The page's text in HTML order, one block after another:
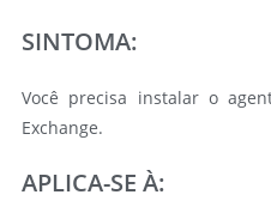
SINTOMA:
Você precisa instalar o
Exchange.
APLICA-SE À: